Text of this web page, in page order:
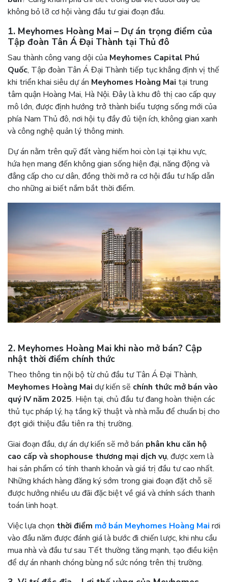
không bỏ lỡ cơ hội vàng đầu tư giai đoạn đầu.
1. Meyhomes Hoàng Mai – Dự án trọng điểm của
Tập đoàn Tân Á Đại Thành tại Thủ đô
Sau thành công vang dội của Meyhomes Capital Phú
Quốc, Tập đoàn Tân Á Đại Thành tiếp tục khẳng định vị thế
khi triển khai siêu dự án Meyhomes Hoàng Mai tại trung
tâm quận Hoàng Mai, Hà Nội. Đây là khu đô thị cao cấp quy
mô lớn, được định hướng trở thành biểu tượng sống mới của
phía Nam Thủ đô, nơi hội tụ đầy đủ tiện ích, không gian xanh
và công nghệ quản lý thông minh.
Dự án nằm trên quỹ đất vàng hiếm hoi còn lại tại khu vực,
hứa hẹn mang đến không gian sống hiện đại, năng động và
đẳng cấp cho cư dân, đồng thời mở ra cơ hội đầu tư hấp dẫn
cho những ai biết nắm bắt thời điểm.
2. Meyhomes Hoàng Mai khi nào mở bán? Cập
nhật thời điểm chính thức
Theo thông tin nội bộ từ chủ đầu tư Tân Á Đại Thành,
Meyhomes Hoàng Mai dự kiến sẽ chính thức mở bán vào
quý IV năm 2025. Hiện tại, chủ đầu tư đang hoàn thiện các
thủ tục pháp lý, hạ tầng kỹ thuật và nhà mẫu để chuẩn bị cho
đợt giới thiệu đầu tiên ra thị trường.
Giai đoạn đầu, dự án dự kiến sẽ mở bán phân khu căn hộ
cao cấp và shophouse thương mại dịch vụ, được xem là
hai sản phẩm có tính thanh khoản và giá trị đầu tư cao nhất.
Những khách hàng đăng ký sớm trong giai đoạn đặt chỗ sẽ
được hưởng nhiều ưu đãi đặc biệt về giá và chính sách thanh
toán linh hoạt.
Việc lựa chọn thời điểm mở bán Meyhomes Hoàng Mai rơi
vào đầu năm được đánh giá là bước đi chiến lược, khi nhu cầu
mua nhà và đầu tư sau Tết thường tăng mạnh, tạo điều kiện
để dự án nhanh chóng bùng nổ sức nóng trên thị trường.